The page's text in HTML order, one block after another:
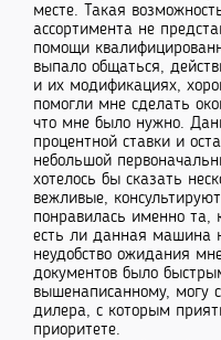
месте. Такая
ассортимента не
помощи
выпало общаться,
и их модификациях,
помогли мне сделать
что мне было нужно.
процентной ставки и
небольшой
хотелось бы сказать
вежливые,
понравилась именно та,
есть ли данная машина
неудобство ожидания
документов было
вышенаписанному, могу
дилера, с которым
приоритете.